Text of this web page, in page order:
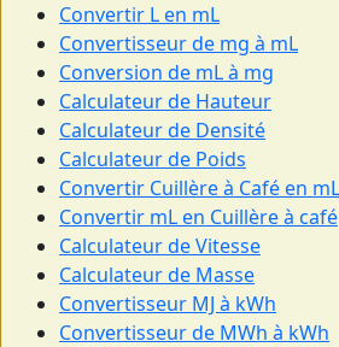
Convertir L en mL
Convertisseur de mg à mL
Conversion de mL à mg
Calculateur de Hauteur
Calculateur de Densité
Calculateur de Poids
Convertir Cuillère à Café en mL
Convertir mL en Cuillère à café
Calculateur de Vitesse
Calculateur de Masse
Convertisseur MJ à kWh
Convertisseur de MWh à kWh